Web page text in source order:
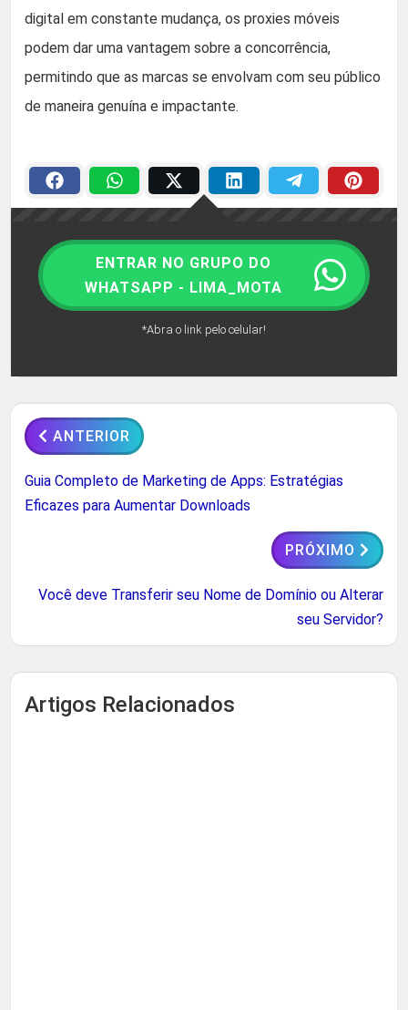
digital em constante mudança, os proxies móveis
podem dar uma vantagem sobre a concorrência,
permitindo que as marcas se envolvam com seu público
de maneira genuína e impactante.
ENTRAR NO GRUPO DO
WHATSAPP - LIMA_MOTA
*Abra o link pelo celular!
ANTERIOR
Guia Completo de Marketing de Apps: Estratégias
Eficazes para Aumentar Downloads
PRÓXIMO
Você deve Transferir seu Nome de Domínio ou Alterar
seu Servidor?
Artigos Relacionados